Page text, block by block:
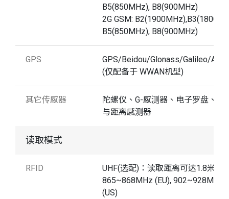
B5(850MHz), B8(900MHz)
2G GSM:
B5(850MHz), B8(900MHz)
GPS
GPS/Beidou/Glonass/Galileo/A-
(仅配备于 WWAN机型)
其它传感器
陀螺仪、G-感测器、电子罗盘、光
与距离感测器
读取模式
RFID
UHF(选配)：读取距离可达1.8米
865~868MHz (EU), 902~928MHz
(US)